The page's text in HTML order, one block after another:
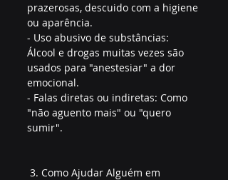
prazerosas, descuido com a higiene
ou aparência.
- Uso abusivo de substâncias:
Álcool e drogas muitas vezes são
usados para "anestesiar" a dor
emocional.
- Falas diretas ou indiretas: Como
"não aguento mais" ou "quero
sumir".